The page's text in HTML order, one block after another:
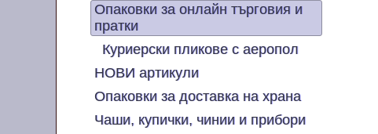
Опаковки за онлайн търговия и
пратки
Куриерски пликове с аеропол
НОВИ артикули
Опаковки за доставка на храна
Чаши, купички, чинии и прибори